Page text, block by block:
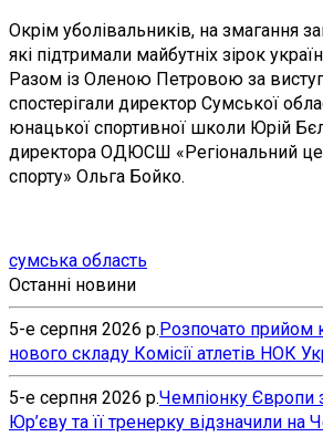
Окрім уболівальників, на змагання
які підтримали майбутніх зірок
Разом із Оленою Петровою за
спостерігали директор Сумської
юнацької спортивної школи Юрій
директора ОДЮСШ «Регіональний
спорту» Ольга Бойко.
сумська область
Останні новини
5-е серпня 2026 р.Розпочато прийом
нового складу Комісії атлетів НОК
5-е серпня 2026 р.Чемпіонку Європи
Юр’єву та її тренерку відзначили на